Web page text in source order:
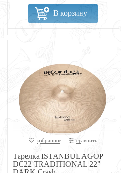
В корзину
избранное сравнить
Тарелка ISTANBUL AGOP
DC22 TRADITIONAL 22"